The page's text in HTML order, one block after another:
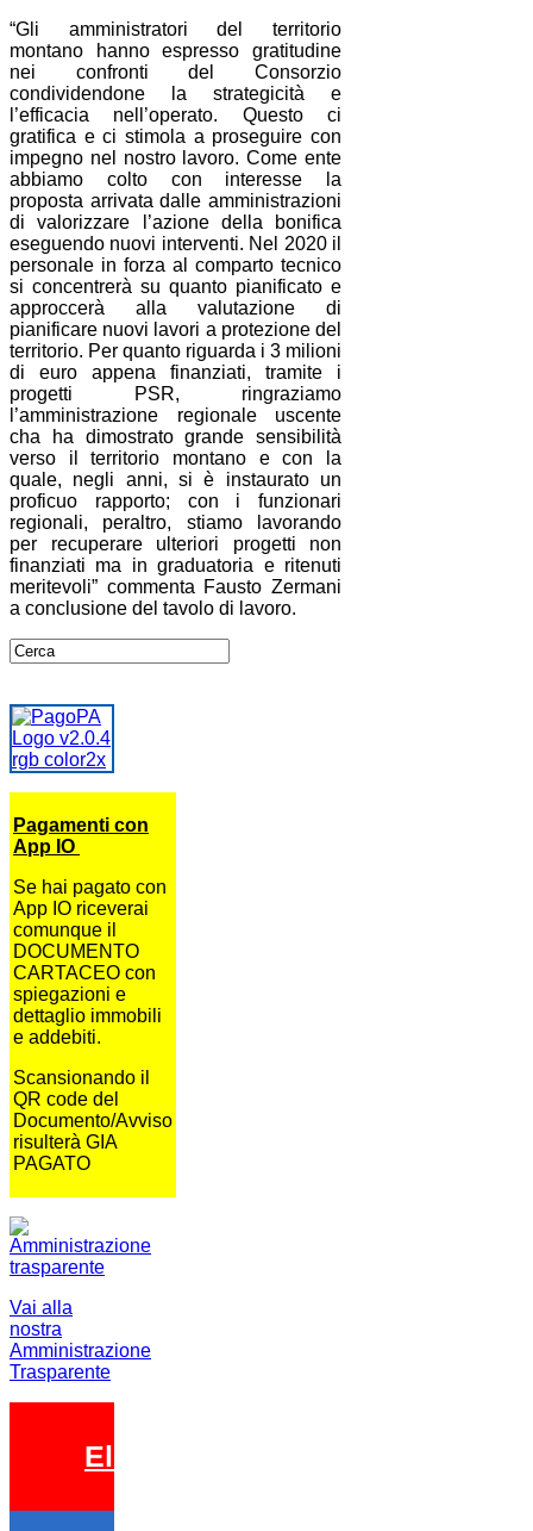
“Gli amministratori del territorio
montano hanno espresso gratitudine
nei confronti del Consorzio
condividendone la strategicità e
l’efficacia nell’operato. Questo ci
gratifica e ci stimola a proseguire con
impegno nel nostro lavoro. Come ente
abbiamo colto con interesse la
proposta arrivata dalle amministrazioni
di valorizzare l’azione della bonifica
eseguendo nuovi interventi. Nel 2020 il
personale in forza al comparto tecnico
si concentrerà su quanto pianificato e
approccerà alla valutazione di
pianificare nuovi lavori a protezione del
territorio. Per quanto riguarda i 3 milioni
di euro appena finanziati, tramite i
progetti PSR, ringraziamo
l’amministrazione regionale uscente
cha ha dimostrato grande sensibilità
verso il territorio montano e con la
quale, negli anni, si è instaurato un
proficuo rapporto; con i funzionari
regionali, peraltro, stiamo lavorando
per recuperare ulteriori progetti non
finanziati ma in graduatoria e ritenuti
meritevoli” commenta Fausto Zermani
a conclusione del tavolo di lavoro.
Pagamenti con
App IO
Se hai pagato con
App IO riceverai
comunque il
DOCUMENTO
CARTACEO con
spiegazioni e
dettaglio immobili
e addebiti.
Scansionando il
QR code del
Documento/Avviso
risulterà GIA
PAGATO
Vai alla
nostra
Amministrazione
Trasparente
Elezioni 2026